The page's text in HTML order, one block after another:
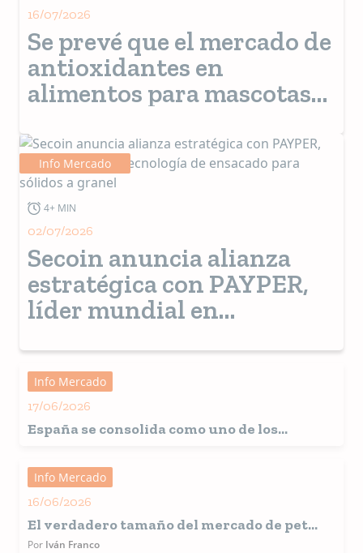
16/07/2026
Se prevé que el mercado de
antioxidantes en
alimentos para mascotas
dólares estadounidenses
Info Mercado
4+ MIN
02/07/2026
Secoin anuncia alianza
estratégica con PAYPER,
líder mundial en
para sólidos a granel
Info Mercado
17/06/2026
Españase consolida como uno de los
alimentación de mascotas
Info Mercado
16/06/2026
El verdadero tamaño del mercado de pet
food América Latina
Por Iván Franco